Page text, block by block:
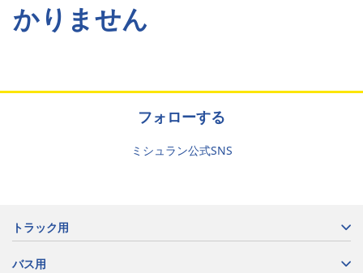
かりません
フォローする
ミシュラン公式SNS
トラック用
バス用